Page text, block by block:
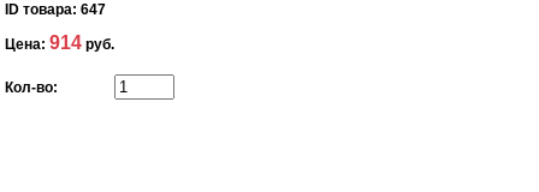
ID товара: 647
Цена:914 руб.
Кол-во: